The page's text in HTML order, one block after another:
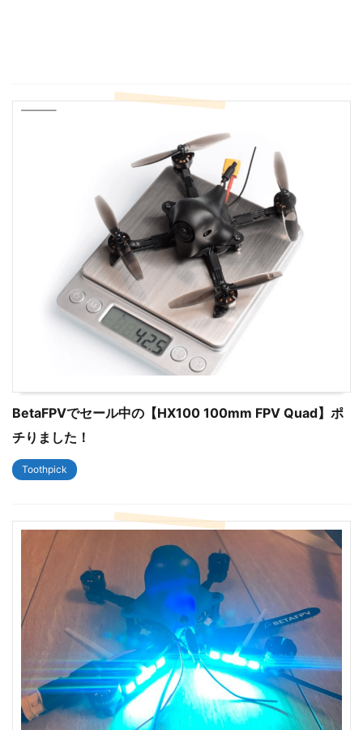
BetaFPVでセール中の【HX100 100mm FPV Quad】ポ
チりました！
Toothpick